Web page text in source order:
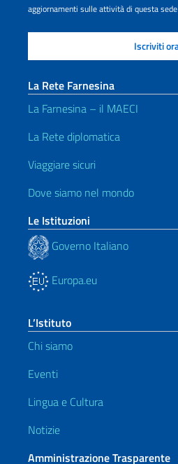
aggiornamenti sulle attività di questa sede
La Rete Farnesina
La Farnesina – il MAECI
La Rete diplomatica
Viaggiare sicuri
Dove siamo nel mondo
Le Istituzioni
Governo Italiano
Europa.eu
L’Istituto
Chi siamo
Eventi
Lingua e Cultura
Notizie
Amministrazione Trasparente